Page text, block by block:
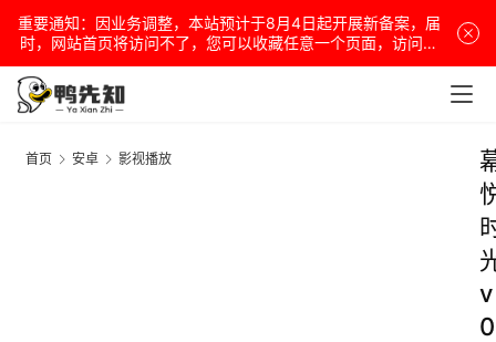
重要通知：因业务调整，本站预计于8月4日起开展新备案，届
时，网站首页将访问不了，您可以收藏任意一个页面，访问网
站！
首页 安卓 影视播放
v
0